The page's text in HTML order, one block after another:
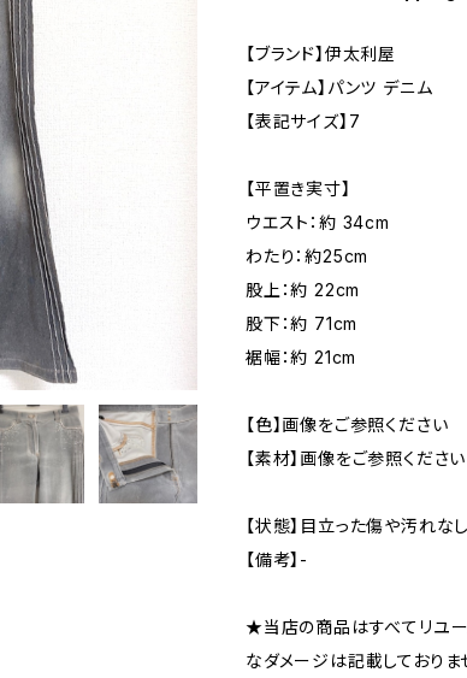
【ブランド】伊太利屋
【アイテム】パンツ デニム
【表記サイズ】7
【平置き実寸】
ウエスト：約 34cm
わたり：約25cm
股上：約 22cm
股下：約 71cm
裾幅：約 21cm
【色】画像をご参照ください
【素材】画像をご参照ください
【状態】目立った傷や汚れなし
【備考】-
★当店の商品はすべてリユー
なダメージは記載しており